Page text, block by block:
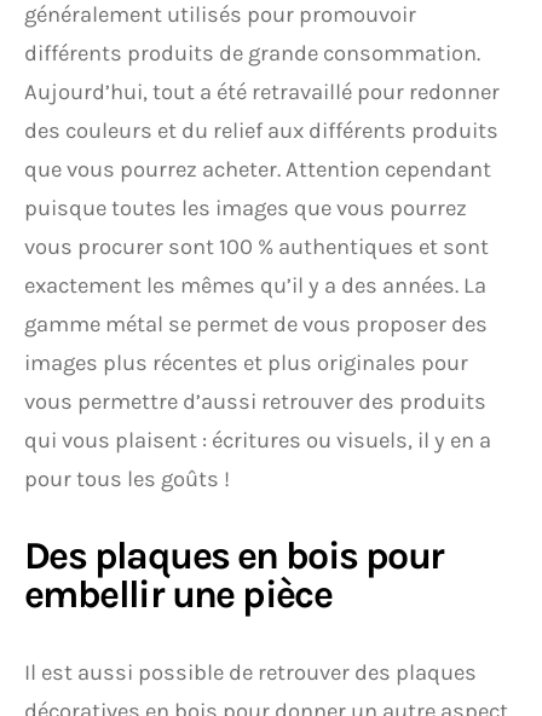
généralement utilisés pour promouvoir
différents produits de grande consommation.
Aujourd’hui, tout a été retravaillé pour redonner
des couleurs et du relief aux différents produits
que vous pourrez acheter. Attention cependant
puisque toutes les images que vous pourrez
vous procurer sont 100 % authentiques et sont
exactement les mêmes qu’il y a des années. La
gamme métal se permet de vous proposer des
images plus récentes et plus originales pour
vous permettre d’aussi retrouver des produits
qui vous plaisent : écritures ou visuels, il y en a
pour tous les goûts !
Des plaques en bois pour
embellir une pièce
Il est aussi possible de retrouver des plaques